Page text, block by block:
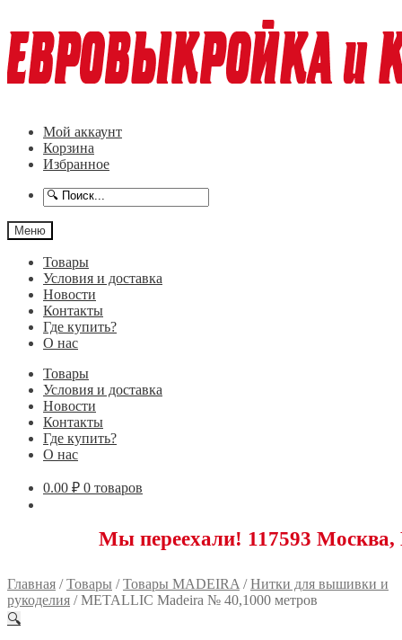
к
навигации
к
содержимому
Мой аккаунт
Корзина
Избранное
Меню
Товары
Условия и доставка
Новости
Контакты
Где купить?
О нас
Товары
Условия и доставка
Новости
Контакты
Где купить?
О нас
0.00 ₽ 0 товаров
Мы переехали! 117593 Москва,
Главная /Товары /Товары MADEIRA /Нитки для вышивки и
рукоделия /METALLIC Madeira № 40,1000 метров
🔍